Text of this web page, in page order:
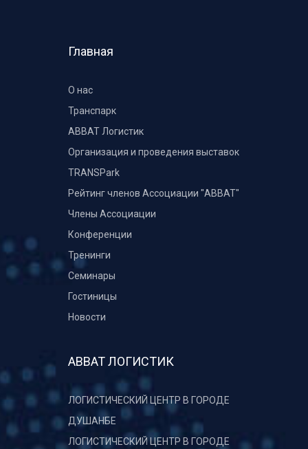
Главная
О нас
Транспарк
ABBAT Логистик
Организация и проведения выставок
TRANSPark
Рейтинг членов Ассоциации "АВВАТ"
Члены Ассоциации
Конференции
Тренинги
Семинары
Гостиницы
Новости
АВВАТ ЛОГИСТИК
ЛОГИСТИЧЕСКИЙ ЦЕНТР В ГОРОДЕ
ДУШАНБЕ
ЛОГИСТИЧЕСКИЙ ЦЕНТР В ГОРОДЕ